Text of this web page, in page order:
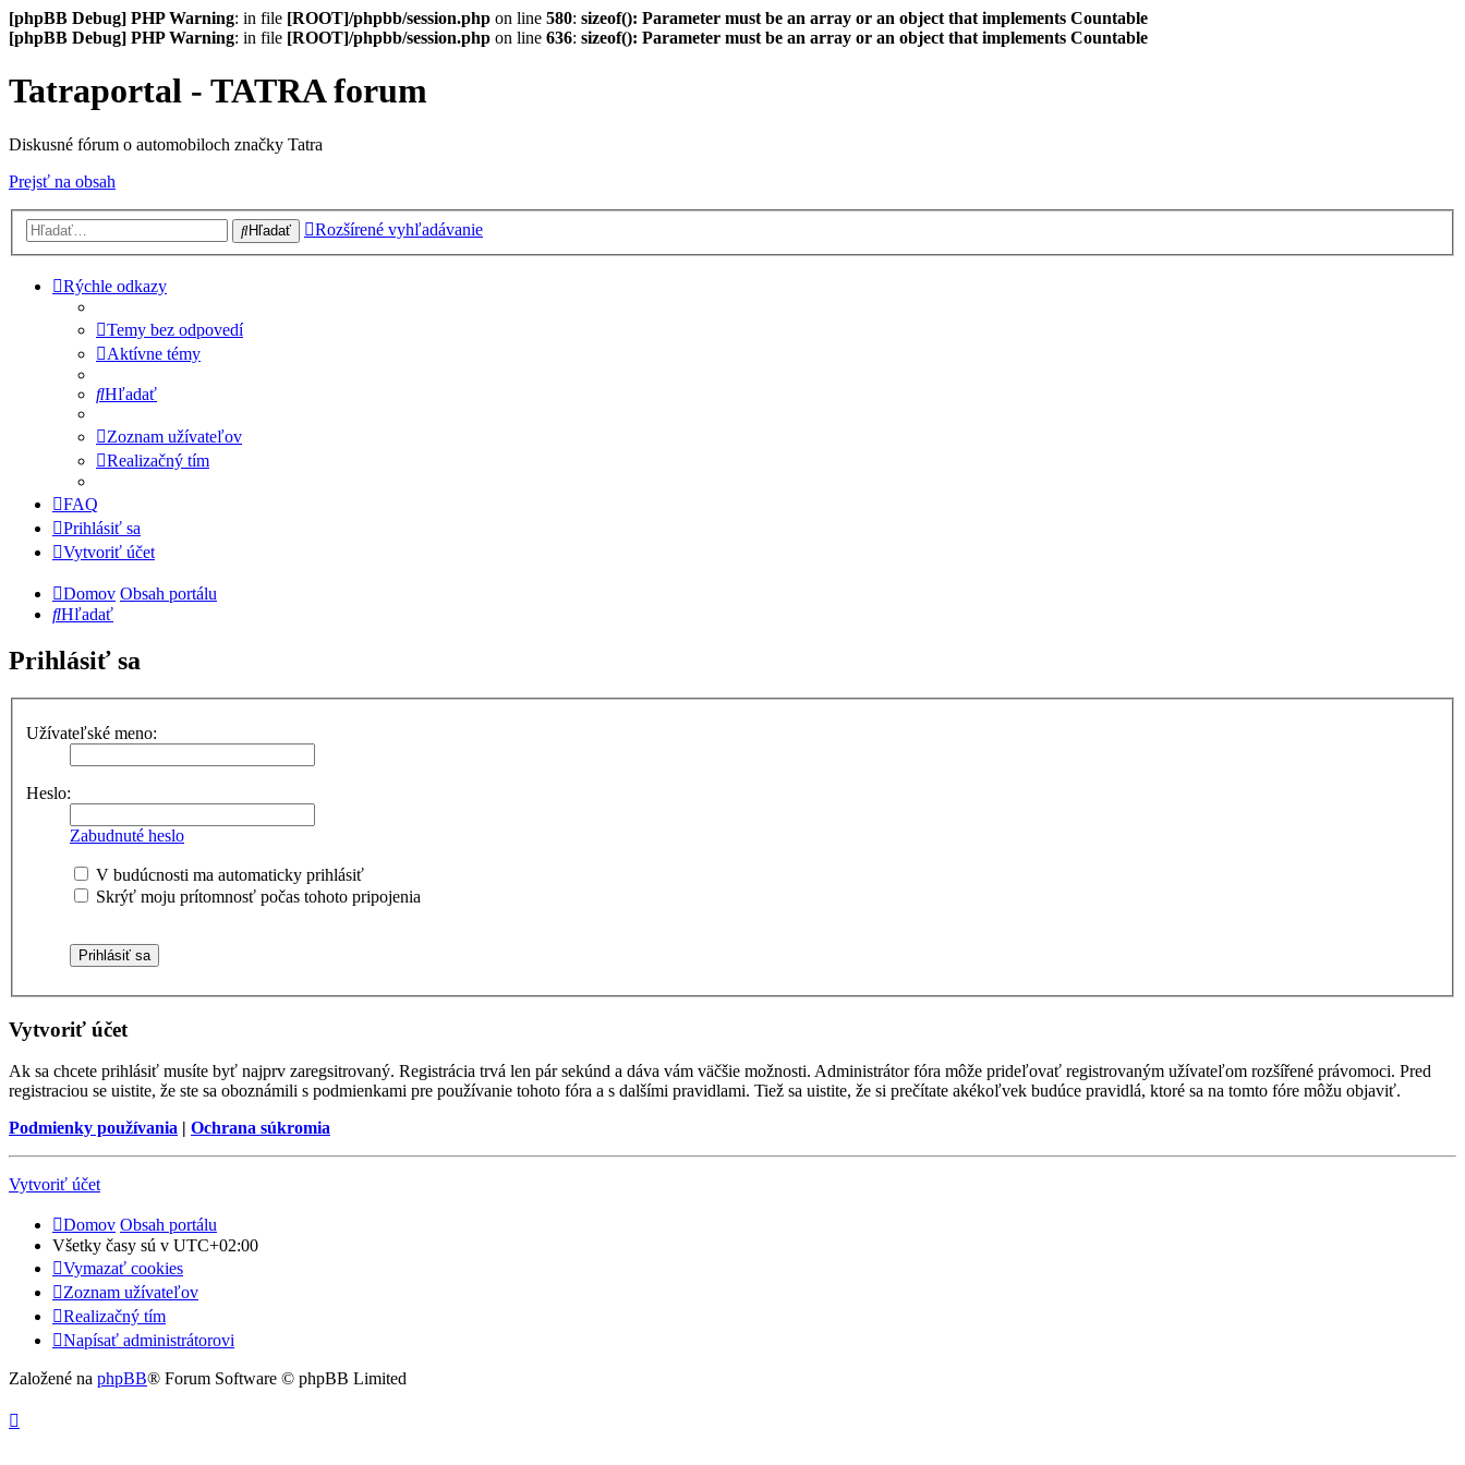
[phpBB Debug] PHP Warning: in file [ROOT]/phpbb/session.php on line 580: sizeof(): Parameter must be an array or an object that implements Countable
[phpBB Debug] PHP Warning: in file [ROOT]/phpbb/session.php on line 636: sizeof(): Parameter must be an array or an object that implements Countable
Tatraportal - TATRA forum
Diskusné fórum o automobiloch značky Tatra
Prejsť na obsah
Hľadať Rozšírené vyhľadávanie
Rýchle odkazy
Temy bez odpovedí
Aktívne témy
Hľadať
Zoznam užívateľov
Realizačný tím
FAQ
Prihlásiť sa
Vytvoriť účet
Domov Obsah portálu
Hľadať
Prihlásiť sa
Užívateľské meno:
Heslo:
Zabudnuté heslo
V budúcnosti ma automaticky prihlásiť
Skrýť moju prítomnosť počas tohoto pripojenia
Vytvoriť účet
Ak sa chcete prihlásiť musíte byť najprv zaregsitrovaný. Registrácia trvá len pár sekúnd a dáva vám väčšie možnosti. Administrátor fóra môže prideľovať registrovaným užívateľom rozšířené právomoci. Pred
registraciou se uistite, že ste sa oboznámili s podmienkami pre používanie tohoto fóra a s dalšími pravidlami. Tiež sa uistite, že si prečítate akékoľvek budúce pravidlá, ktoré sa na tomto fóre môžu objaviť.
Podmienky používania | Ochrana súkromia
Vytvoriť účet
Domov Obsah portálu
Všetky časy sú v UTC+02:00
Vymazať cookies
Zoznam užívateľov
Realizačný tím
Napísať administrátorovi
Založené na phpBB® Forum Software © phpBB Limited